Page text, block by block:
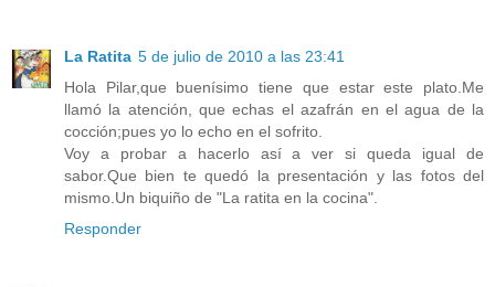
La Ratita 5 de julio de 2010 a las 23:41
Hola Pilar,que buenísimo tiene que estar este plato.Me
llamó la atención, que echas el azafrán en el agua de la
cocción;pues yo lo echo en el sofrito.
Voy a probar a hacerlo así a ver si queda igual de
sabor.Que bien te quedó la presentación y las fotos del
mismo.Un biquiño de "La ratita en la cocina".
Responder